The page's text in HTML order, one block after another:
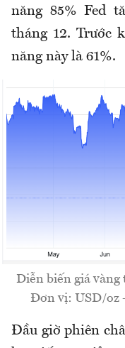
năng 85% Fed
tháng 12. Trước
năng này là 61%.
Diễn biến giá vàng
Đơn vị: USD/oz
Đầu giờ phiên